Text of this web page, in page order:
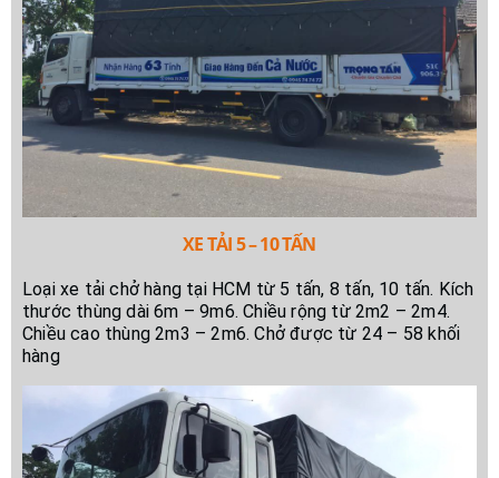
XE TẢI 5 – 10 TẤN
Loại xe tải chở hàng tại HCM từ 5 tấn, 8 tấn, 10 tấn. Kích
thước thùng dài 6m – 9m6. Chiều rộng từ 2m2 – 2m4.
Chiều cao thùng 2m3 – 2m6. Chở được từ 24 – 58 khối
hàng